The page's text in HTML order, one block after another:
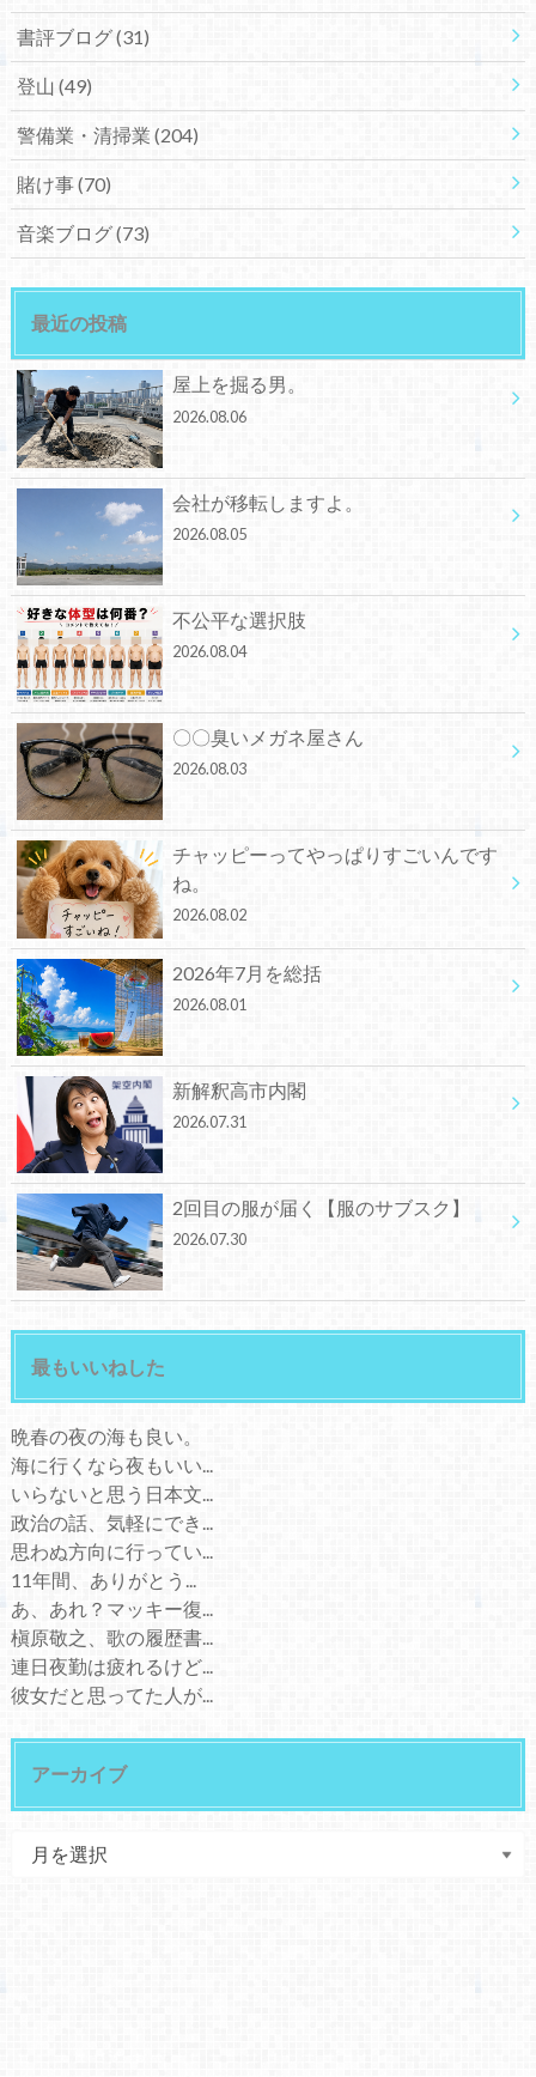
書評ブログ(31)
登山 (49)
警備業・清掃業 (204)
賭け事(70)
音楽ブログ(73)
最近の投稿
屋上を掘る男。
2026.08.06
会社が移転しますよ。
2026.08.05
不公平な選択肢
2026.08.04
〇〇臭いメガネ屋さん
2026.08.03
チャッピーってやっぱりすごいんです
ね。
2026.08.02
2026年7月を総括
2026.08.01
新解釈高市内閣
2026.07.31
2回目の服が届く【服のサブスク】
2026.07.30
最もいいねした
晩春の夜の海も良い。
海に行くなら夜もいい...
いらないと思う日本文...
政治の話、気軽にでき...
思わぬ方向に行ってい...
11年間、ありがとう...
あ、あれ？マッキー復...
槇原敬之、歌の履歴書...
連日夜勤は疲れるけど...
彼女だと思ってた人が...
アーカイブ